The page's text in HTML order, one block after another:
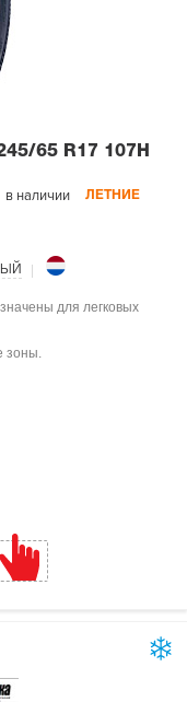
65 R17 107H
в наличии ЛЕТНИЕ
для легковых
зоны.